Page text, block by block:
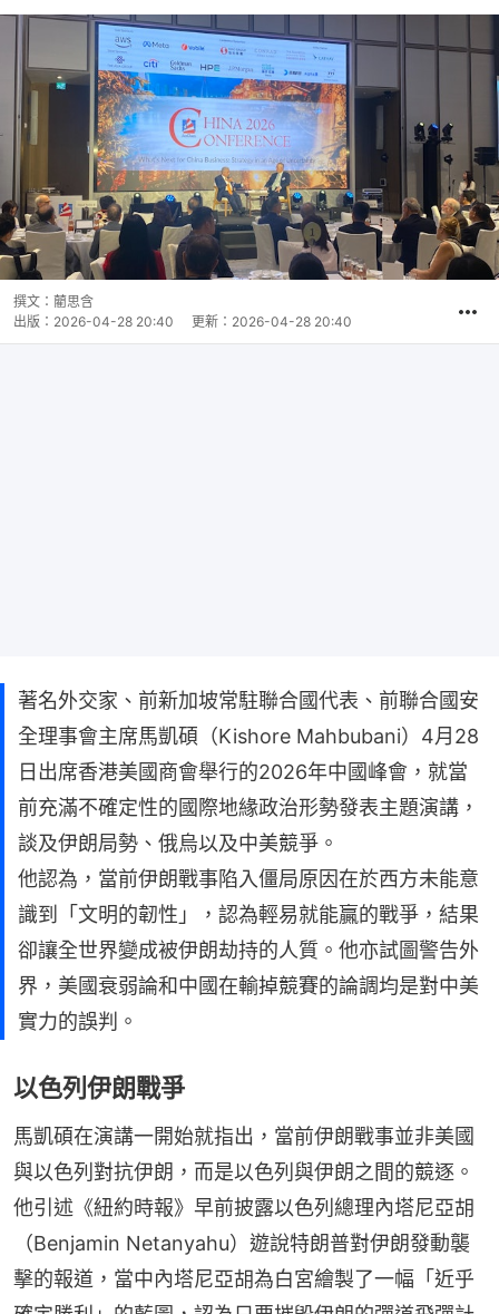
撰文： 藺思含
出版： 2026-04-28 20:40 更新： 2026-04-28 20:40
著名外交家、前新加坡常駐聯合國代表、前聯合國安
全理事會主席馬凱碩（Kishore Mahbubani）4月28
日出席香港美國商會舉行的2026年中國峰會，就當
前充滿不確定性的國際地緣政治形勢發表主題演講，
談及伊朗局勢、俄烏以及中美競爭。
他認為，當前伊朗戰事陷入僵局原因在於西方未能意
識到「文明的韌性」，認為輕易就能贏的戰爭，結果
卻讓全世界變成被伊朗劫持的人質。他亦試圖警告外
界，美國衰弱論和中國在輸掉競賽的論調均是對中美
實力的誤判。
以色列伊朗戰爭
馬凱碩在演講一開始就指出，當前伊朗戰事並非美國
與以色列對抗伊朗，而是以色列與伊朗之間的競逐。
他引述《紐約時報》早前披露以色列總理內塔尼亞胡
（Benjamin Netanyahu）遊說特朗普對伊朗發動襲
擊的報道，當中內塔尼亞胡為白宮繪製了一幅「近乎